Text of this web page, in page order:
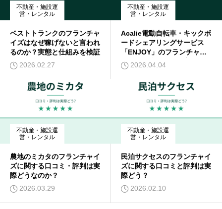
不動産・施設運
営・レンタル
ベストトランクのフランチャ
イズはなぜ稼げないと言われ
るのか？実態と仕組みを検証
2026.02.27
不動産・施設運
営・レンタル
Acalie電動自転車・キックボ
ードシェアリングサービス
「ENJOY」のフランチャイ
ズはなぜ稼げないと言われる
のか？実態を検証
2026.04.04
不動産・施設運
営・レンタル
農地のミカタのフランチャイ
ズに関する口コミ・評判は実
際どうなのか？
2026.03.29
不動産・施設運
営・レンタル
民泊サクセスのフランチャイ
ズに関する口コミと評判は実
際どう？
2026.02.10